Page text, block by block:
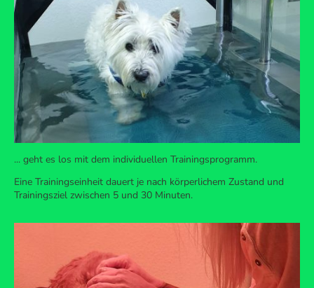
... geht es los mit dem individuellen Trainingsprogramm.
Eine Trainingseinheit dauert je nach körperlichem Zustand und
Trainingsziel zwischen 5 und 30 Minuten.